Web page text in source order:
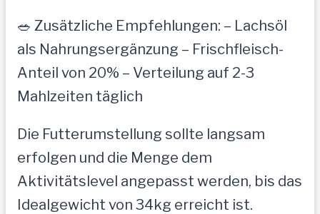
🥗 Zusätzliche Empfehlungen: – Lachsöl
als Nahrungsergänzung – Frischfleisch-
Anteil von 20% – Verteilung auf 2-3
Mahlzeiten täglich
Die Futterumstellung sollte langsam
erfolgen und die Menge dem
Aktivitätslevel angepasst werden, bis das
Idealgewicht von 34kg erreicht ist.